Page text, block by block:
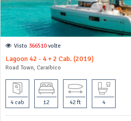
Visto 366510 volte
Lagoon 42 - 4 + 2 Cab. (2019)
Road Town, Caraibico
4 cab 12 42 ft 4